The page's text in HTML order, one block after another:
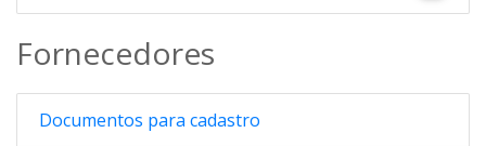
Fornecedores
Documentos para cadastro